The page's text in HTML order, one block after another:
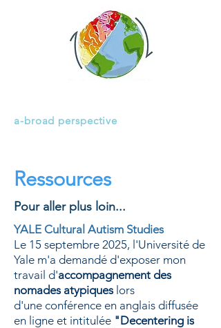
a-broad perspective
Ressources
Pour aller plus loin...
YALE Cultural Autism Studies
Le 15 septembre 2025, l'Université de
Yale m'a demandé d'exposer mon
travail d'accompagnement des
nomades atypiques lors
d'une conférence en anglais diffusée
en ligne et intitulée "Decentering is